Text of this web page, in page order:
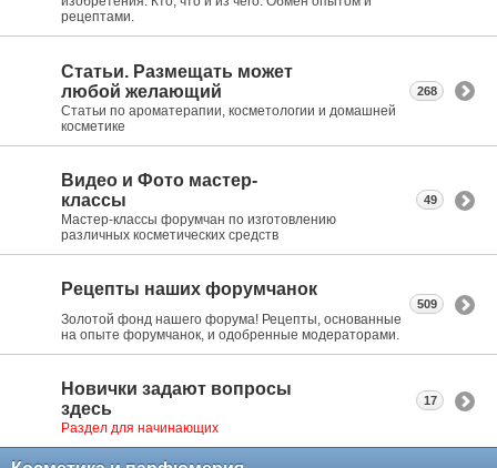
рецептами.
Статьи. Размещать может
любой желающий
Статьи по ароматерапии, косметологии и домашней
косметике
268
Видео и Фото мастер-
классы
Мастер-классы форумчан по изготовлению
различных косметических средств
49
Рецепты наших форумчанок
Золотой фонд нашего форума! Рецепты, основанные
на опыте форумчанок, и одобренные модераторами.
509
Новички задают вопросы
здесь
Раздел для начинающих
17